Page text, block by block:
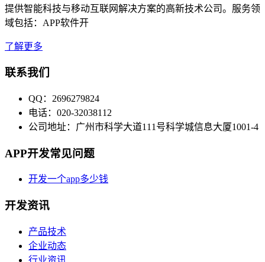
提供智能科技与移动互联网解决方案的高新技术公司。服务领
域包括：APP软件开
了解更多
联系我们
QQ：2696279824
电话：020-32038112
公司地址：广州市科学大道111号科学城信息大厦1001-4
APP开发常见问题
开发一个app多少钱
开发资讯
产品技术
企业动态
行业资讯